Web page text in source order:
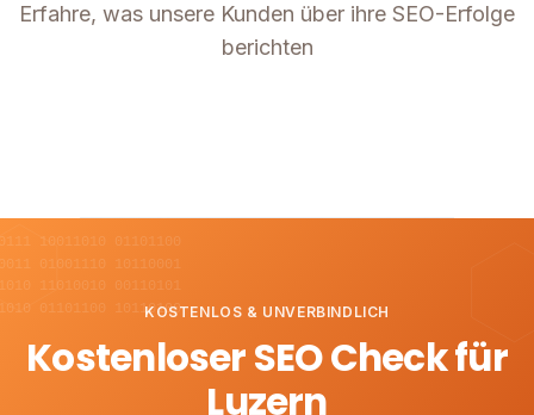
Erfahre, was unsere Kunden über ihre SEO-Erfolge
berichten
10011010 01101100
01001110 10110001
11010010 00110101
01101100 10110100KOSTENLOS & UNVERBINDLICH
Kostenloser SEO Check für
Luzern